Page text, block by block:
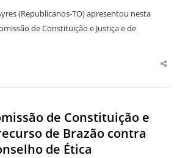
(Republicanos-TO) apresentou nesta
de Constituição e Justiça e de
de Constituição e
de Brazão contra
de Ética